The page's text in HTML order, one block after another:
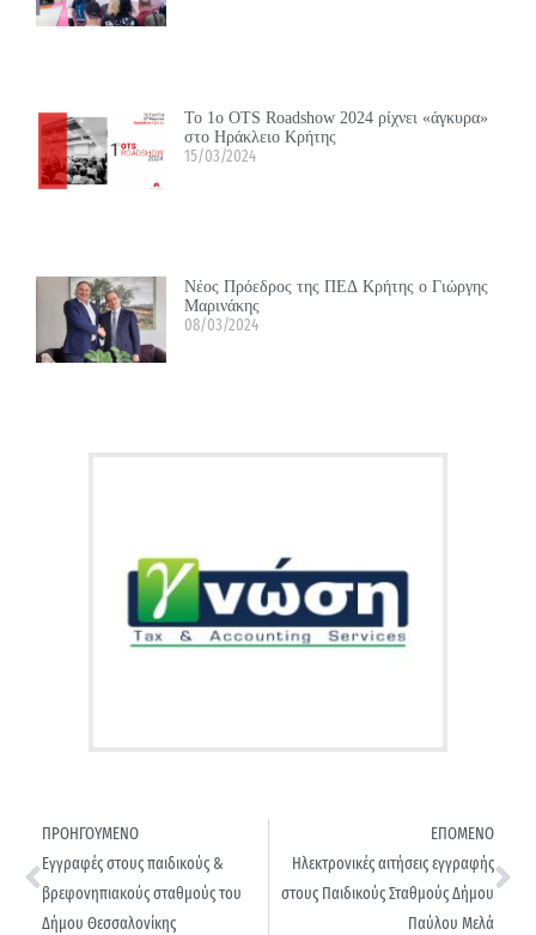
Το 1ο OTS Roadshow 2024 ρίχνει «άγκυρα»
στο Ηράκλειο Κρήτης
15/03/2024
Νέος Πρόεδρος της ΠΕΔ Κρήτης ο Γιώργης
Μαρινάκης
08/03/2024
ΠΡΟΗΓΟΥΜΕΝΟ
Εγγραφές στους παιδικούς &
βρεφονηπιακούς σταθμούς του
Δήμου Θεσσαλονίκης
ΕΠΟΜΕΝΟ
Ηλεκτρονικές αιτήσεις εγγραφής
στους Παιδικούς Σταθμούς Δήμου
Παύλου Μελά